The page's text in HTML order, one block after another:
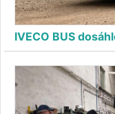
IVECO BUS